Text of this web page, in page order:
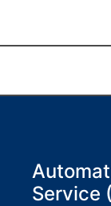
Service